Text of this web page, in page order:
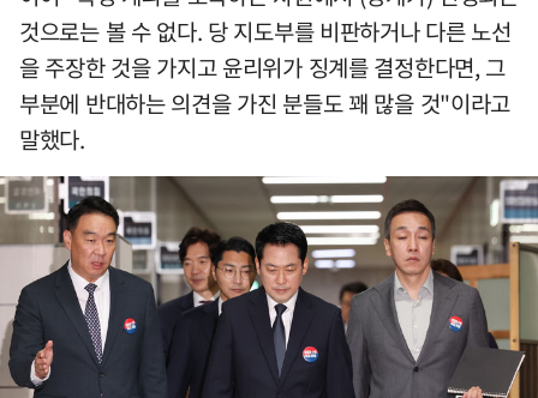
것으로는 볼 수 없다. 당 지도부를 비판하거나 다른 노선
을 주장한 것을 가지고 윤리위가 징계를 결정한다면, 그
부분에 반대하는 의견을 가진 분들도 꽤 많을 것"이라고
말했다.